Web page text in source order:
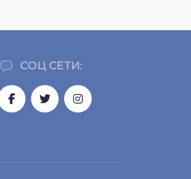
СОЦ СЕТИ: